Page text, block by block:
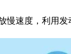
慢速度，利用